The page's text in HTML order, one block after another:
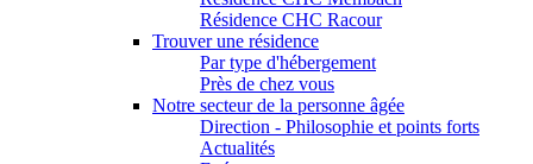
Résidence CHC Racour
Trouver une résidence
Par type d'hébergement
Près de chez vous
Notre secteur de la personne âgée
Direction - Philosophie et points forts
Actualités